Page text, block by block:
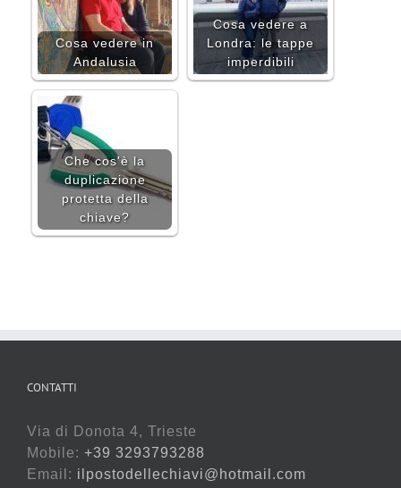
Cosa vedere in
Andalusia
Cosa vedere a
Londra: le tappe
imperdibili
Che cos'è la
duplicazione
protetta della
chiave?
CONTATTI
Via di Donota 4, Trieste
Mobile: +39 3293793288
Email: ilpostodellechiavi@hotmail.com